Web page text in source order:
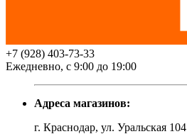
+7 (928) 403-73-33
Ежедневно, с 9:00 до 19:00
Адреса магазинов:
г. Краснодар, ул. Уральская 104